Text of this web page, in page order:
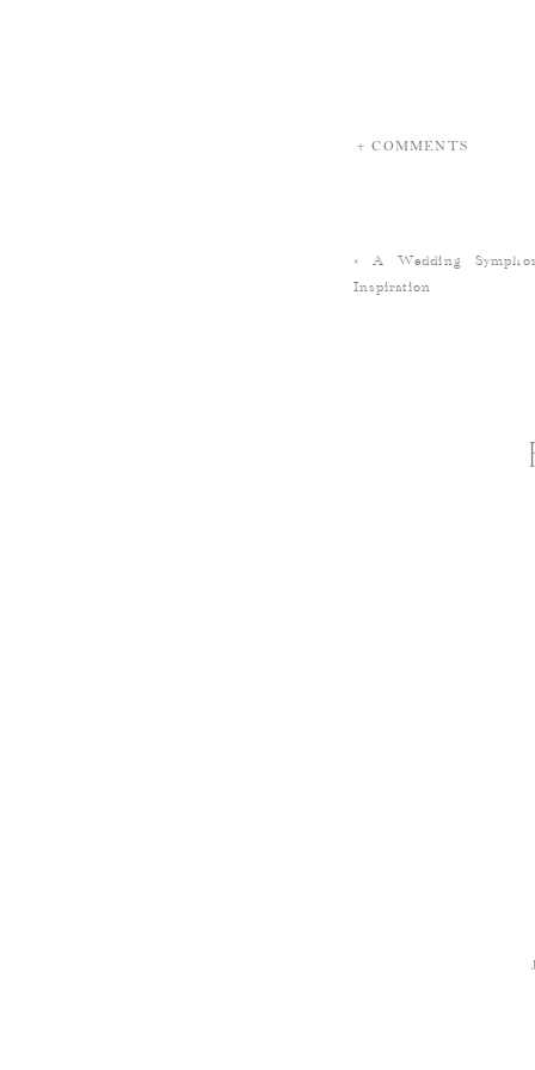
+ COMMENTS
« A Wedding
Inspiration